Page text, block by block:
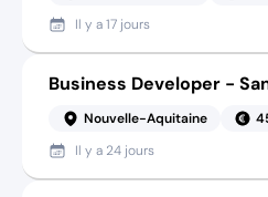
Il y a17 jours
Business Developer -
Nouvelle-Aquitaine
Il y a 24 jours